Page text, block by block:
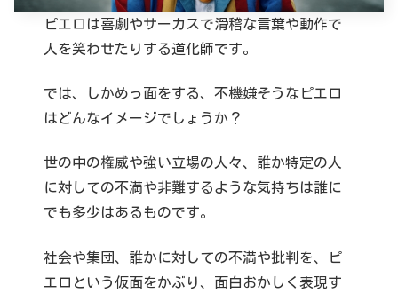
ピエロは喜劇やサーカスで滑稽な言葉や動作で
人を笑わせたりする道化師です。
では、しかめっ面をする、不機嫌そうなピエロ
はどんなイメージでしょうか？
世の中の権威や強い立場の人々、誰か特定の人
に対しての不満や非難するような気持ちは誰に
でも多少はあるものです。
社会や集団、誰かに対しての不満や批判を、ピ
エロという仮面をかぶり、面白おかしく表現す